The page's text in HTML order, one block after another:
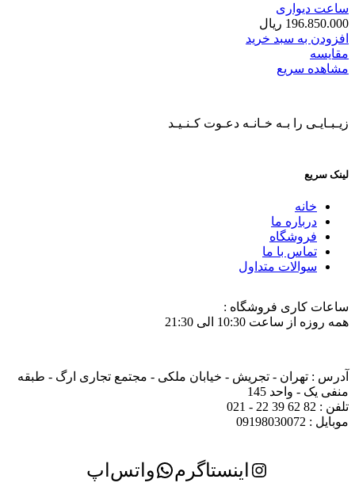
ساعت دیواری
196.850.000 ریال
افزودن به سبد خرید
مقایسه
مشاهده سریع
زیـبـایـی را بـه خـانـه دعـوت کـنـیـد
لینک سریع
خانه
درباره ما
فروشگاه
تماس با ما
سوالات متداول
ساعات کاری فروشگاه :
همه روزه از ساعت 10:30 الی 21:30
آدرس : تهران - تجریش - خیابان ملکی - مجتمع تجاری ارگ - طبقه
منفی یک - واحد 145
تلفن : 82 62 39 22 - 021
موبایل : 09198030072
اینستاگرم واتس‌اپ